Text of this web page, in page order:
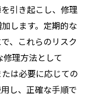
引き起こし、修理
します。定期的な
、これらのリスク
理方法として
は必要に応じての
し、正確な手順で